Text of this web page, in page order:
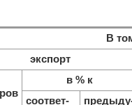
В
экспорт
в % к
соответ-